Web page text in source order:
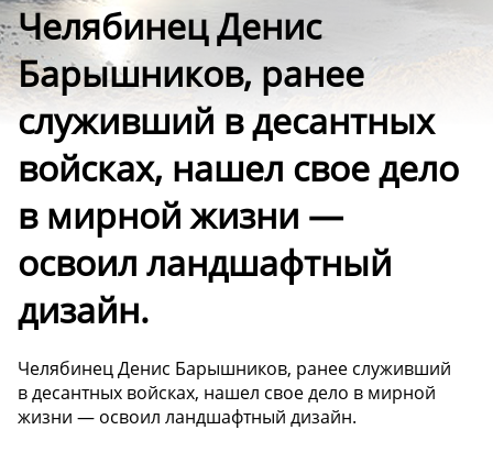
Челябинец Денис
Барышников, ранее
служивший в десантных
войсках, нашел свое дело
в мирной жизни —
освоил ландшафтный
дизайн.
Челябинец Денис Барышников, ранее служивший
в десантных войсках, нашел свое дело в мирной
жизни — освоил ландшафтный дизайн.